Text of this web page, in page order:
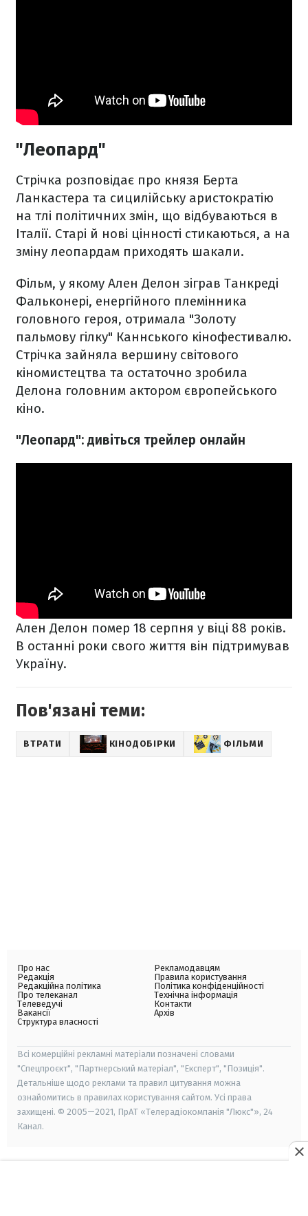
"Леопард"
Стрічка розповідає про князя Берта
Ланкастера та сицилійську аристократію
на тлі політичних змін, що відбуваються в
Італії. Старі й нові цінності стикаються, а на
зміну леопардам приходять шакали.
Фільм, у якому Ален Делон зіграв Танкреді
Фальконері, енергійного племінника
головного героя, отримала "Золоту
пальмову гілку" Каннського кінофестивалю.
Стрічка зайняла вершину світового
кіномистецтва та остаточно зробила
Делона головним актором європейського
кіно.
"Леопард": дивіться трейлер онлайн
Ален Делон помер 18 серпня у віці 88 років.
В останні роки свого життя він підтримував
Україну.
Пов'язані теми:
ВТРАТИ КІНОДОБІРКИ ФІЛЬМИ
Про нас
Редакція
Редакційна політика
Про телеканал
Телеведучі
Вакансії
Структура власності
Рекламодавцям
Правила користування
Політика конфіденційності
Технічна інформація
Контакти
Архів
Всі комерційні рекламні матеріали позначені словами
"Спецпроєкт", "Партнерський матеріал", "Експерт", "Позиція".
Детальніше щодо реклами та правил цитування можна
ознайомитись в правилах користування сайтом. Усі права
захищені. © 2005—2021, ПрАТ «Телерадіокомпанія "Люкс"», 24
Канал.